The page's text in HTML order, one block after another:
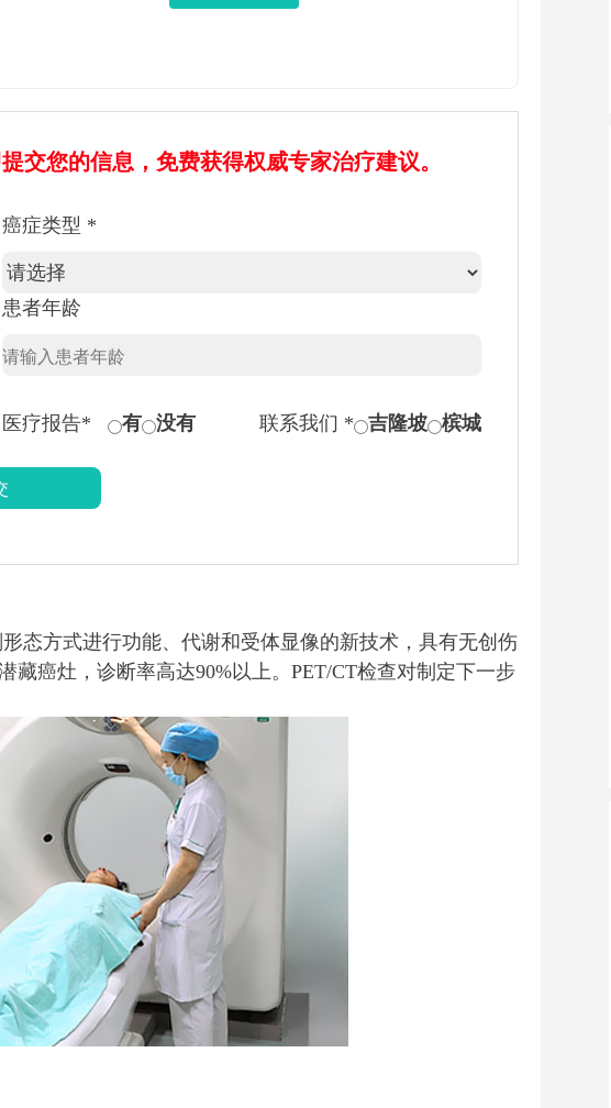
授，主任医师，中共党员，从事
工作40余年，曾任新乡医...
主任医师
肺癌、消化道肿瘤、妇科肿瘤的化疗...
交您的信息，免费获得权威专家治疗建议。
癌症类型 *
患者年龄
医疗报告*
有 没有 联系我们 * 吉隆坡 槟城
方式进行功能、代谢和受体显像的新技术，具有无创伤
癌灶，诊断率高达90%以上。PET/CT检查对制定下一步